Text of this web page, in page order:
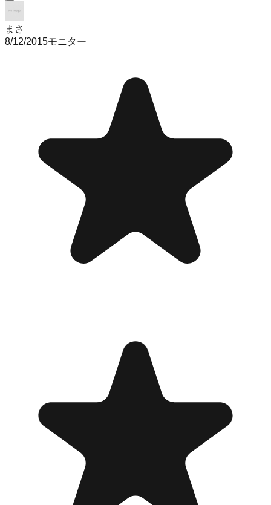
まさ
8/12/2015モニター